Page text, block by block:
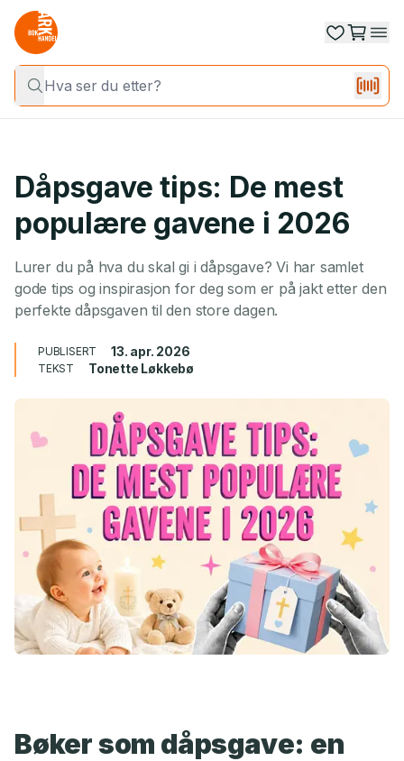
Dåpsgave tips: De mest
populære gavene i 2026
Lurer du på hva du skal gi i dåpsgave? Vi har samlet
gode tips og inspirasjon for deg som er på jakt etter den
perfekte dåpsgaven til den store dagen.
PUBLISERT 13. apr. 2026
TEKST Tonette Løkkebø
Bøker som dåpsgave: en